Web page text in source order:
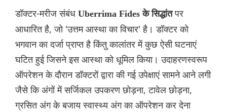
डॉक्टर-मरीज संबंध Uberrima Fides के सिद्धांतपर
आधारित है, जो 'उत्तम आस्था का विचार' है। डॉक्टर को
भगवान का दर्जा प्राप्त है किंतु कालांतर में कुछ ऐसी घटनाएं
घटित हुई जिसने इस आस्था को धूमिल किया। उदाहरणस्वरूप
ऑपरेशन के दौरान डॉक्टरों द्वारा की गई उपेक्षाएं सामने आने लगी
जैसे कि अंगों में सर्जिकल उपकरण छोड़ना, टावेल छोड़ना,
ग्रसित अंग के बजाय स्वास्थ्य अंग का ऑपरेशन कर देना